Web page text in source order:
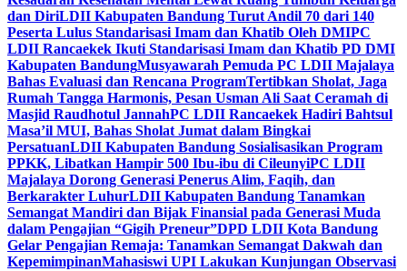
dan DiriLDII Kabupaten Bandung Turut Andil 70 dari 140
Peserta Lulus Standarisasi Imam dan Khatib Oleh DMIPC
LDII Rancaekek Ikuti Standarisasi Imam dan Khatib PD DMI
Kabupaten BandungMusyawarah Pemuda PC LDII Majalaya
Bahas Evaluasi dan Rencana ProgramTertibkan Sholat, Jaga
Rumah Tangga Harmonis, Pesan Usman Ali Saat Ceramah di
Masjid Raudhotul JannahPC LDII Rancaekek Hadiri Bahtsul
Masa’il MUI, Bahas Sholat Jumat dalam Bingkai
PersatuanLDII Kabupaten Bandung Sosialisasikan Program
PPKK, Libatkan Hampir 500 Ibu-ibu di CileunyiPC LDII
Majalaya Dorong Generasi Penerus Alim, Faqih, dan
Berkarakter LuhurLDII Kabupaten Bandung Tanamkan
Semangat Mandiri dan Bijak Finansial pada Generasi Muda
dalam Pengajian “Gigih Preneur”DPD LDII Kota Bandung
Gelar Pengajian Remaja: Tanamkan Semangat Dakwah dan
KepemimpinanMahasiswi UPI Lakukan Kunjungan Observasi